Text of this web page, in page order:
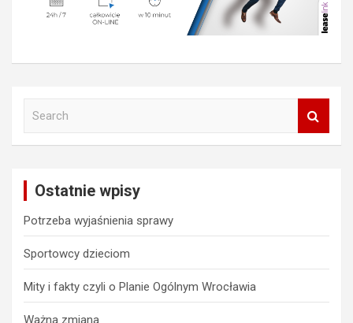
Ostatnie wpisy
Potrzeba wyjaśnienia sprawy
Sportowcy dzieciom
Mity i fakty czyli o Planie Ogólnym Wrocławia
Ważna zmiana